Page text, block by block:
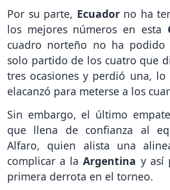
Por su parte, Ecuadorno ha
los mejores números en esta
cuadro norteño no ha
solo partido de los cuatro que
tres ocasiones y perdió una,
elacanzó para meterse a los
Sin embargo, el último
que llena de confianza al
Alfaro, quien alista una
complicar a laArgentina y así
primera derrota en el torneo.